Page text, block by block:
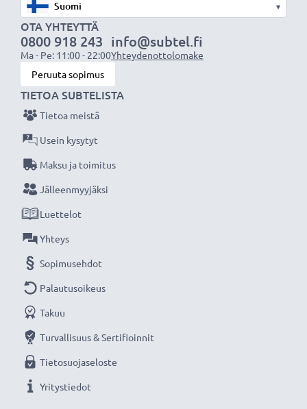
▾
OTA YHTEYTTÄ
0800 918 243
Ma - Pe: 11:00 - 22:00
info@subtel.fi
Yhteydenottolomake
Peruuta sopimus
TIETOA SUBTELISTA
Tietoa meistä
Usein kysytyt
Maksu ja toimitus
Jälleenmyyjäksi
Luettelot
Yhteys
Sopimusehdot
Palautusoikeus
Takuu
Turvallisuus & Sertifioinnit
Tietosuojaseloste
Yritystiedot